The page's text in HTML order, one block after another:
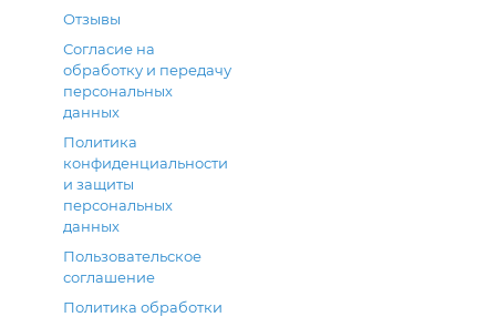
Отзывы
Согласие на
обработку и передачу
персональных
данных
Политика
конфиденциальности
и защиты
персональных
данных
Пользовательское
соглашение
Политика обработки